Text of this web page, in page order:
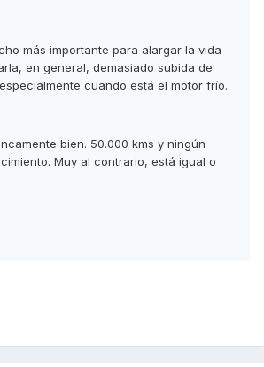
más importante para alargar la vida
en general, demasiado subida de
cuando está el motor frío.
bien. 50.000 kms y ningún
Muy al contrario, está igual o